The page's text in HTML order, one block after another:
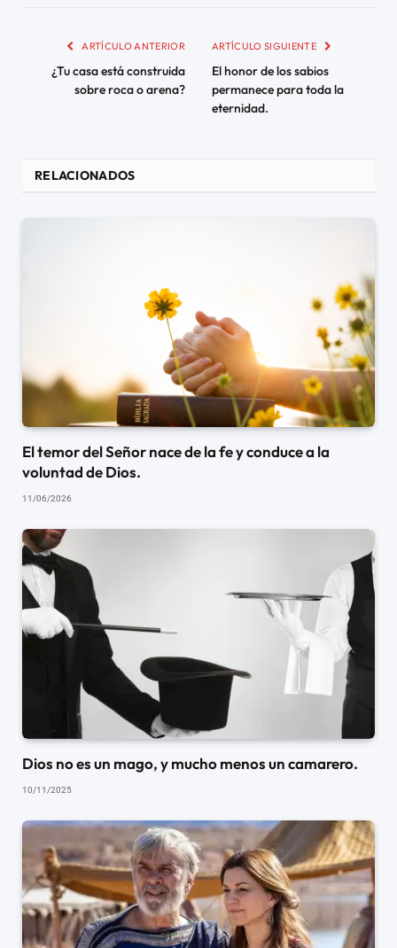
ARTÍCULO ANTERIOR
¿Tu casa está construida
sobre roca o arena?
ARTÍCULO SIGUIENTE
El honor de los sabios
permanece para toda la
eternidad.
RELACIONADOS
El temor del Señor nace de la fe y conduce a la
voluntad de Dios.
11/06/2026
Dios no es un mago, y mucho menos un camarero.
10/11/2025